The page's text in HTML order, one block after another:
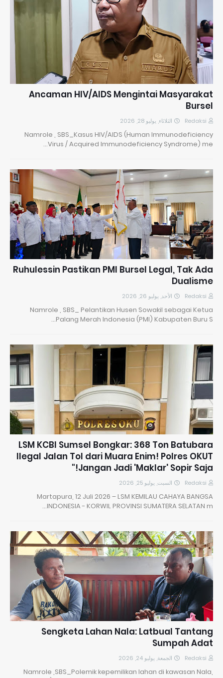
Ancaman HIV/AIDS Mengintai Masyarakat
Bursel
Redaksi الثلاثاء, يوليو 28, 2026
Namrole , SBS_Kasus HIV/AIDS (Human Immunodeficiency
Virus / Acquired Immunodeficiency Syndrome) me…
​Ruhulessin Pastikan PMI Bursel Legal, Tak Ada
Dualisme
Redaksi الأحد, يوليو 26, 2026
Namrole , SBS_ Pelantikan Husen Sowakil sebagai Ketua
Palang Merah Indonesia (PMI) Kabupaten Buru S…
LSM KCBI Sumsel Bongkar: 368 Ton Batubara
Ilegal Jalan Tol dari Muara Enim! Polres OKUT
Jangan Jadi 'Maklar' Sopir Saja!"
Redaksi السبت, يوليو 25, 2026
Martapura, 12 Juli 2026 – LSM KEMILAU CAHAYA BANGSA
INDONESIA - KORWIL PROVINSI SUMATERA SELATAN m…
Sengketa Lahan Nala: Latbual Tantang
Sumpah Adat
Redaksi الجمعة, يوليو 24, 2026
Namrole ,SBS_Polemik kepemilikan lahan di kawasan Nala,